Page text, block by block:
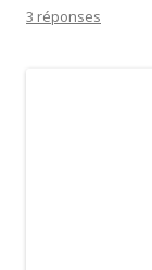
3 réponses